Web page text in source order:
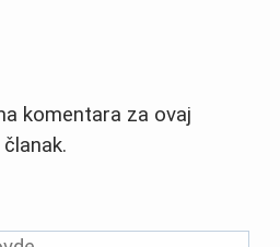
komentara za ovaj
članak.